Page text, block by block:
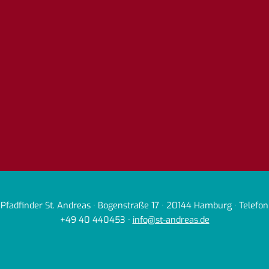
Pfadfinder St. Andreas · Bogenstraße 17 · 20144 Hamburg · Telefon
+49 40 440453 · info@st-andreas.de